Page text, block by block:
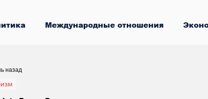
Международные отношения
назад